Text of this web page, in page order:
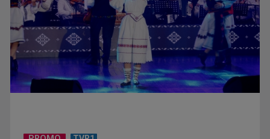
(P) Eficiența Costurilor în Ortodonție: De ce Aparatul Dentar
Metalic Rămâne ...